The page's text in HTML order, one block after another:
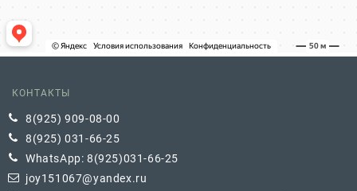
КОНТАКТЫ
8(925) 909-08-00
8(925) 031-66-25
WhatsApp: 8(925)031-66-25
joy151067@yandex.ru